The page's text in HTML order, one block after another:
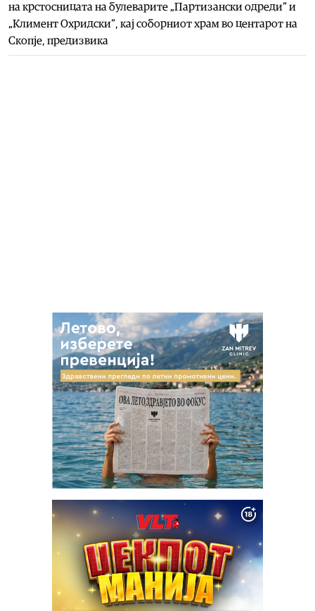
на крстосницата на булеварите „Партизански одреди“ и
„Климент Охридски“, кај соборниот храм во центарот на
Скопје, предизвика